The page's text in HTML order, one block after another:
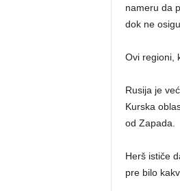
nameru da
dok ne
Ovi regioni,
Rusija je
Kurska
od Zapada.
Herš ističe
pre bilo